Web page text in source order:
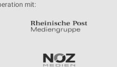
mit: